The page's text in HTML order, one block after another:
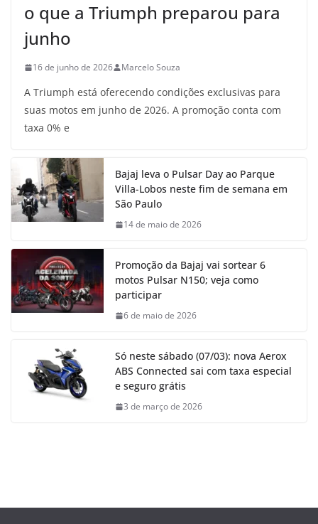
o que a Triumph preparou para
junho
16 de junho de 2026 Marcelo Souza
A Triumph está oferecendo condições exclusivas para
suas motos em junho de 2026. A promoção conta com
taxa 0% e
Bajaj leva o Pulsar Day ao Parque
Villa-Lobos neste fim de semana em
São Paulo
14 de maio de 2026
Promoção da Bajaj vai sortear 6
motos Pulsar N150; veja como
participar
6 de maio de 2026
Só neste sábado (07/03): nova Aerox
ABS Connected sai com taxa especial
e seguro grátis
3 de março de 2026